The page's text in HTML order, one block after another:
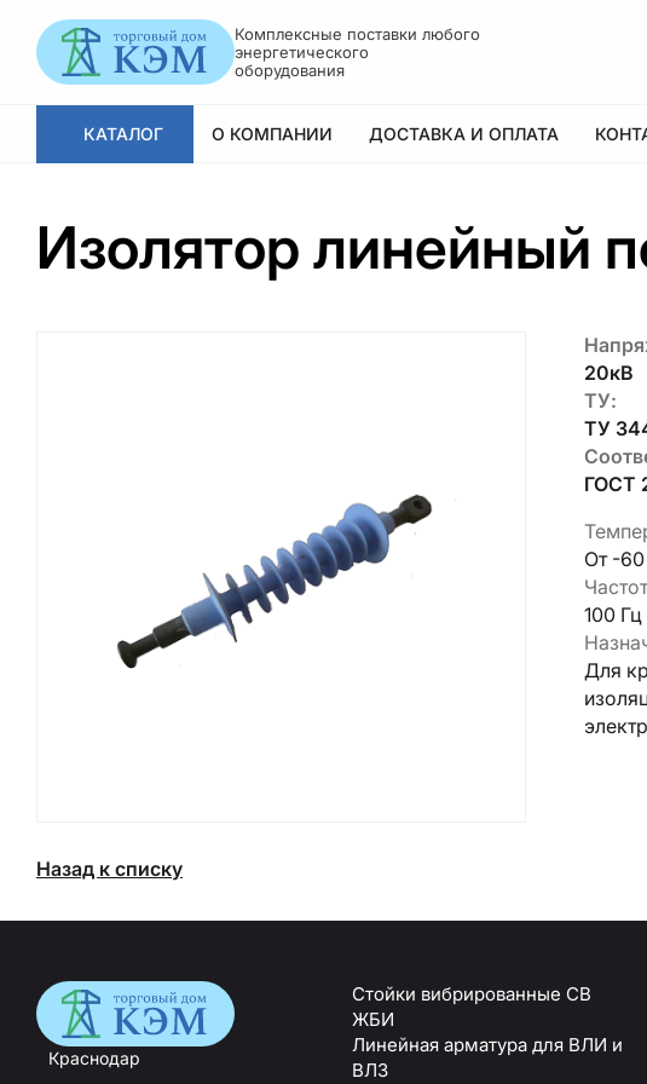
Комплексные поставки любого
энергетического
оборудования
КАТАЛОГ О КОМПАНИИ ДОСТАВКА И ОПЛАТА
Изолятор
Назад к списку
20кВ
ТУ:
ТУ
ГОСТ
От -
100 Гц
Для
Краснодар
Стойки вибрированные СВ
ЖБИ
Линейная арматура для ВЛИ и
ВЛЗ